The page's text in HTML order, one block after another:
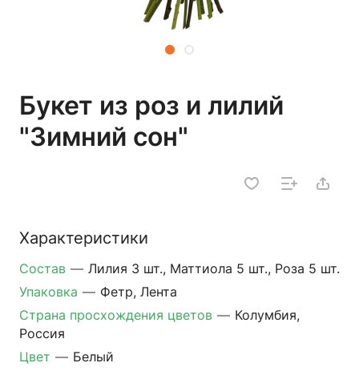
Букет из роз и лилий
"Зимний сон"
Характеристики
Состав — Лилия 3 шт., Маттиола 5 шт., Роза 5 шт.
Упаковка — Фетр, Лента
Страна просхождения цветов — Колумбия,
Россия
Цвет — Белый